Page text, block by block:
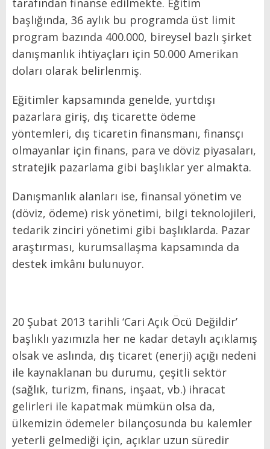
tarafından finanse edilmekte. Eğitim
başlığında, 36 aylık bu programda üst limit
program bazında 400.000, bireysel bazlı şirket
danışmanlık ihtiyaçları için 50.000 Amerikan
doları olarak belirlenmiş.
Eğitimler kapsamında genelde, yurtdışı
pazarlara giriş, dış ticarette ödeme
yöntemleri, dış ticaretin finansmanı, finansçı
olmayanlar için finans, para ve döviz piyasaları,
stratejik pazarlama gibi başlıklar yer almakta.
Danışmanlık alanları ise, finansal yönetim ve
(döviz, ödeme) risk yönetimi, bilgi teknolojileri,
tedarik zinciri yönetimi gibi başlıklarda. Pazar
araştırması, kurumsallaşma kapsamında da
destek imkânı bulunuyor.
20 Şubat 2013 tarihli ‘Cari Açık Öcü Değildir’
başlıklı yazımızla her ne kadar detaylı açıklamış
olsak ve aslında, dış ticaret (enerji) açığı nedeni
ile kaynaklanan bu durumu, çeşitli sektör
(sağlık, turizm, finans, inşaat, vb.) ihracat
gelirleri ile kapatmak mümkün olsa da,
ülkemizin ödemeler bilançosunda bu kalemler
yeterli gelmediği için, açıklar uzun süredir